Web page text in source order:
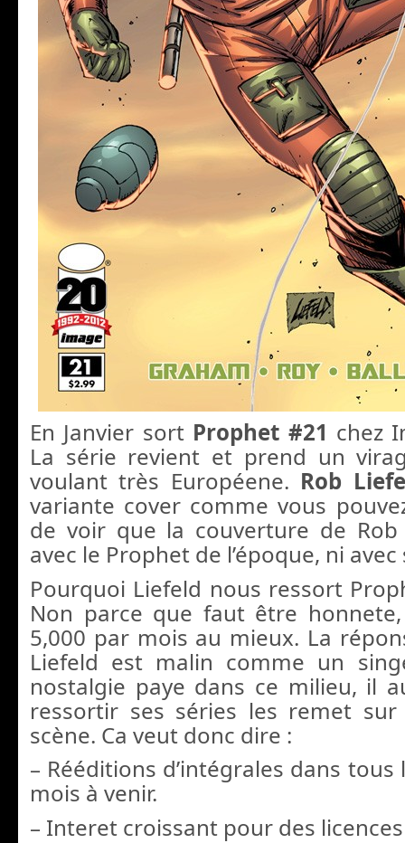
En Janvier sort Prophet #21 chez
La série revient et prend un
voulant très Européene. Rob
variante cover comme vous
de voir que la couverture de Rob
avec le Prophet de l’époque, ni
Pourquoi Liefeld nous ressort
Non parce que faut être
5,000 par mois au mieux. La
Liefeld est malin comme un
nostalgie paye dans ce milieu, il
ressortir ses séries les remet
scène. Ca veut donc dire :
– Rééditions d’intégrales dans tous
mois à venir.
– Interet croissant pour des licences